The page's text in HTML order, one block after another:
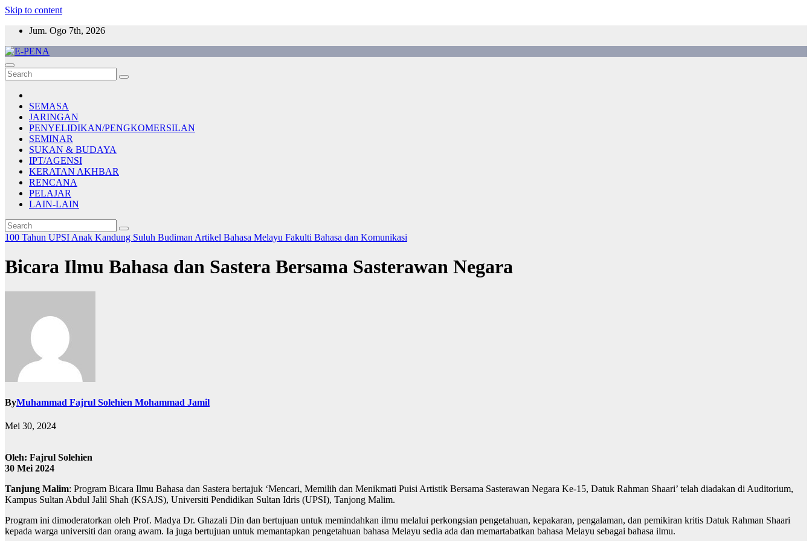
Skip to content
Jum. Ogo 7th, 2026
E-PENA
Berita Digital Terkini
SEMASA
JARINGAN
PENYELIDIKAN/PENGKOMERSILAN
SEMINAR
SUKAN & BUDAYA
IPT/AGENSI
KERATAN AKHBAR
RENCANA
PELAJAR
LAIN-LAIN
100 Tahun UPSI Anak Kandung Suluh Budiman Artikel Bahasa Melayu Fakulti Bahasa dan Komunikasi
Bicara Ilmu Bahasa dan Sastera Bersama Sasterawan Negara
ByMuhammad Fajrul Solehien Mohammad Jamil
Mei 30, 2024
Oleh: Fajrul Solehien
30 Mei 2024
Tanjung Malim: Program Bicara Ilmu Bahasa dan Sastera bertajuk ‘Mencari, Memilih dan Menikmati Puisi Artistik Bersama Sasterawan Negara Ke-15, Datuk Rahman Shaari’ telah diadakan di Auditorium,
Kampus Sultan Abdul Jalil Shah (KSAJS), Universiti Pendidikan Sultan Idris (UPSI), Tanjong Malim.
Program ini dimoderatorkan oleh Prof. Madya Dr. Ghazali Din dan bertujuan untuk memindahkan ilmu melalui perkongsian pengetahuan, kepakaran, pengalaman, dan pemikiran kritis Datuk Rahman Shaari
kepada warga universiti dan orang awam. Ia juga bertujuan untuk memantapkan pengetahuan bahasa Melayu sedia ada dan memartabatkan bahasa Melayu sebagai bahasa ilmu.